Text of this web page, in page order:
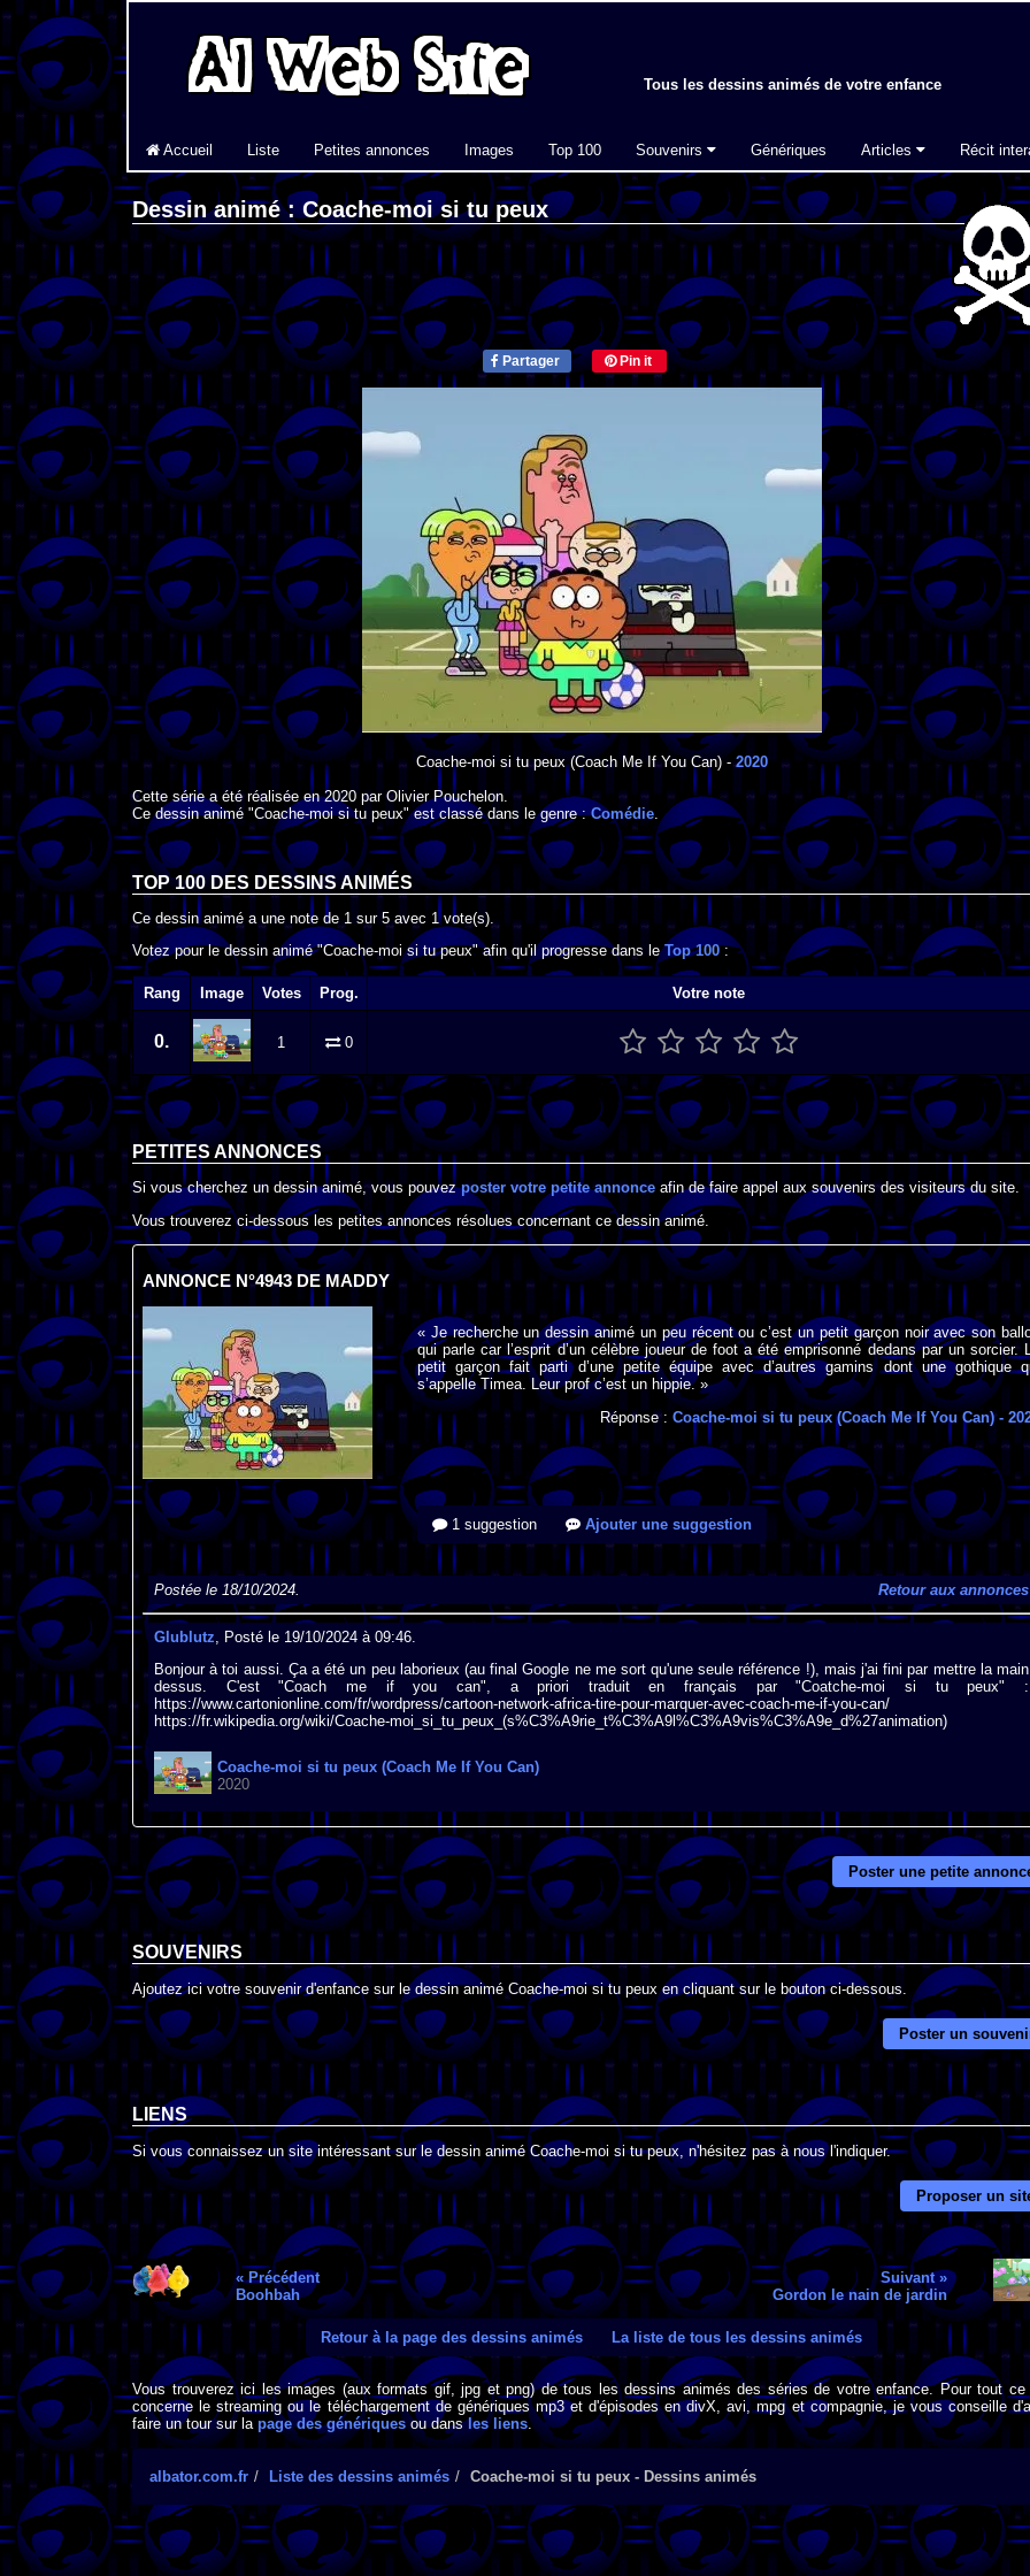
Tous les dessins animés de votre enfance
Accueil Liste Petites annonces Images Top 100 Souvenirs Génériques Articles Récit
Dessin animé : Coache-moi si tu peux
Partager Pin it
Coache-moi si tu peux(Coach Me If You Can) -2020
Cette série a été réalisée en2020parOlivier Pouchelon.
Ce dessin animé "Coache-moi si tu peux" est classé dans le genre :Comédie.
TOP 100 DES DESSINS ANIMÉS
Ce dessin animé a une note de 1 sur 5 avec 1vote(s).
Votez pour le dessin animé "Coache-moi si tu peux" afin qu'il progresse dans leTop 100:
Rang Image Votes Prog. Votre note
0. 1 0
PETITES ANNONCES
Si vous cherchez un dessin animé, vous pouvezposter votre petite annonce afin de faire appel aux souvenirs des visiteurs du site.
Vous trouverez ci-dessous les petites annonces résolues concernant ce dessin animé.
ANNONCE N°4943 DE MADDY
« Je recherche un dessin animé un peu récent ou c’est un petit garçon noir avec son
qui parle car l’esprit d’un célèbre joueur de foot a été emprisonné dedans par un sorcier.
petit garçon fait parti d’une petite équipe avec d’autres gamins dont une gothique
s’appelle Timea. Leur prof c’est un hippie. »
Réponse :Coache-moi si tu peux (Coach Me If You Can)-
1 suggestion Ajouter une suggestion
Postée le 18/10/2024. Retour aux annonces
Glublutz , Posté le 19/10/2024 à 09:46.
Bonjour à toi aussi. Ça a été un peu laborieux (au final Google ne me sort qu'une seule référence !), mais j'ai fini par mettre la main
dessus. C'est "Coach me if you can", a priori traduit en français par "Coatche-moi si tu peux" :
https://www.cartonionline.com/fr/wordpress/cartoon-network-africa-tire-pour-marquer-avec-coach-me-if-you-can/
https://fr.wikipedia.org/wiki/Coache-moi_si_tu_peux_(s%C3%A9rie_t%C3%A9l%C3%A9vis%C3%A9e_d%27animation)
Coache-moi si tu peux (Coach Me If You Can)
2020
Poster une petite
SOUVENIRS
Ajoutez ici votre souvenir d'enfance sur le dessin animé Coache-moi si tu peux en cliquant sur le bouton ci-dessous.
Poster un
LIENS
Si vous connaissez un site intéressant sur le dessin animé Coache-moi si tu peux, n'hésitez pas à nous l'indiquer.
Proposer un
« Précédent
Boohbah
Suivant »
Gordon le nain de jardin
Retour à la page des dessins animés La liste de tous les dessins animés
Vous trouverez ici les images (aux formats gif, jpg et png) de tous les dessins animés des séries de votre enfance. Pour tout ce
concerne le streaming ou le téléchargement de génériques mp3 et d'épisodes en divX, avi, mpg et compagnie, je vous conseille
faire un tour sur la page des génériquesou dansles liens.
albator.com.fr Liste des dessins animés Coache-moi si tu peux - Dessins animés